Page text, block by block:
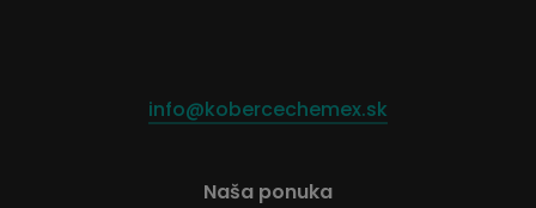
info@kobercechemex.sk
Naša ponuka